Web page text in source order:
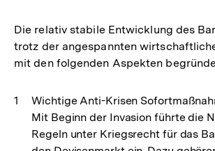
Die relativ stabile Entwicklung des
trotz der angespannten
mit den folgenden Aspekten
Wichtige Anti-Krisen
Mit Beginn der Invasion führte die
Regeln unter Kriegsrecht für das